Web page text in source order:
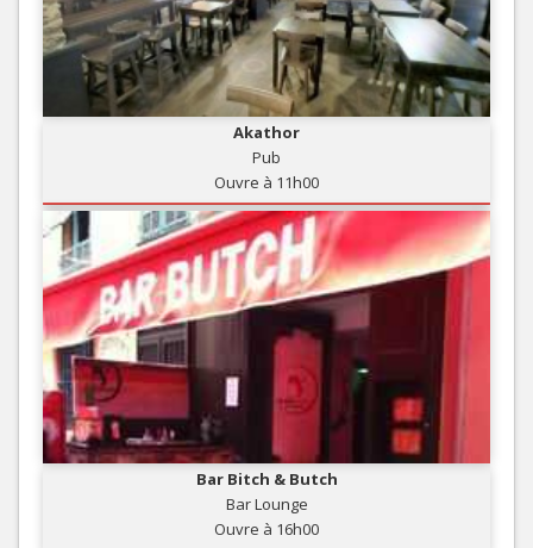
Akathor
Pub
Ouvre à 11h00
Bar Bitch & Butch
Bar Lounge
Ouvre à 16h00